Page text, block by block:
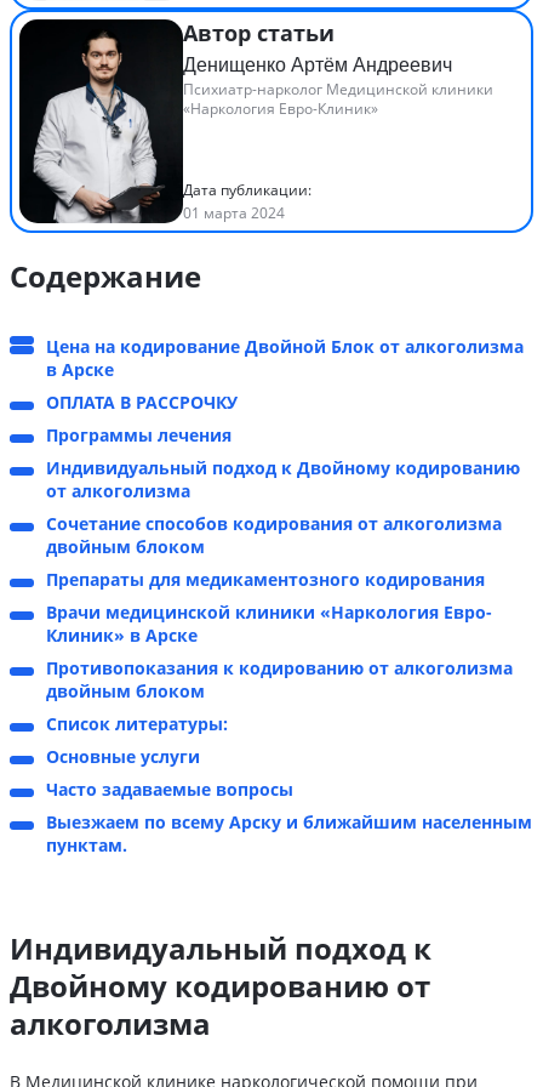
Автор статьи
Денищенко Артём Андреевич
Психиатр-нарколог Медицинской клиники
«Наркология Евро-Клиник»
Дата публикации:
01 марта 2024
Содержание
Цена на кодирование Двойной Блок от алкоголизма
в Арске
ОПЛАТА В РАССРОЧКУ
Программы лечения
Индивидуальный подход к Двойному кодированию
от алкоголизма
Сочетание способов кодирования от алкоголизма
двойным блоком
Препараты для медикаментозного кодирования
Врачи медицинской клиники «Наркология Евро-
Клиник» в Арске
Противопоказания к кодированию от алкоголизма
двойным блоком
Список литературы:
Основные услуги
Часто задаваемые вопросы
Выезжаем по всему Арску и ближайшим населенным
пунктам.
Индивидуальный подход к
Двойному кодированию от
алкоголизма
В Медицинской клинике наркологической помощи при